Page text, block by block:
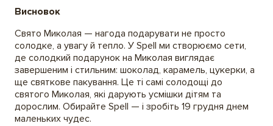
Висновок
Свято Миколая — нагода подарувати не просто
солодке, а увагу й тепло. У Spell ми створюємо сети,
де солодкий подарунок на Миколая виглядає
завершеним і стильним: шоколад, карамель, цукерки, а
ще святкове пакування. Це ті самі солодощі до
святого Миколая, які дарують усмішки дітям та
дорослим. Обирайте Spell — і зробіть 19 грудня днем
маленьких чудес.